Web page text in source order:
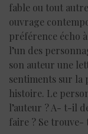
fable ou tout
ouvrage
préférence écho
l’un des
son auteur une
sentiments sur la
histoire. Le
l’auteur ? A- t-il
faire ? Se